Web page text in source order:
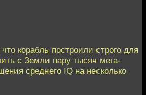
корабль построили строго для
с Земли пару тысяч мега-
среднего IQ на несколько